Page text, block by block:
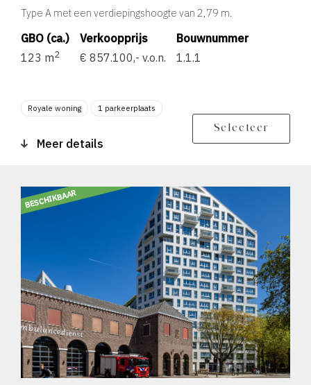
Type A met een verdiepingshoogte van 2,79 m.
GBO (ca.)
123 m2
Verkoopprijs
€ 857.100,- v.o.n.
Bouwnummer
1.1.1
Royale woning 1 parkeerplaats
Meer details
Selecteer
BESCHIKBAAR